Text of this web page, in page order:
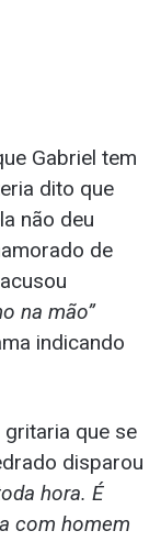
Gabriel tem
dito que
não deu
de
na mão”
indicando
que se
disparou
hora. É
com homem